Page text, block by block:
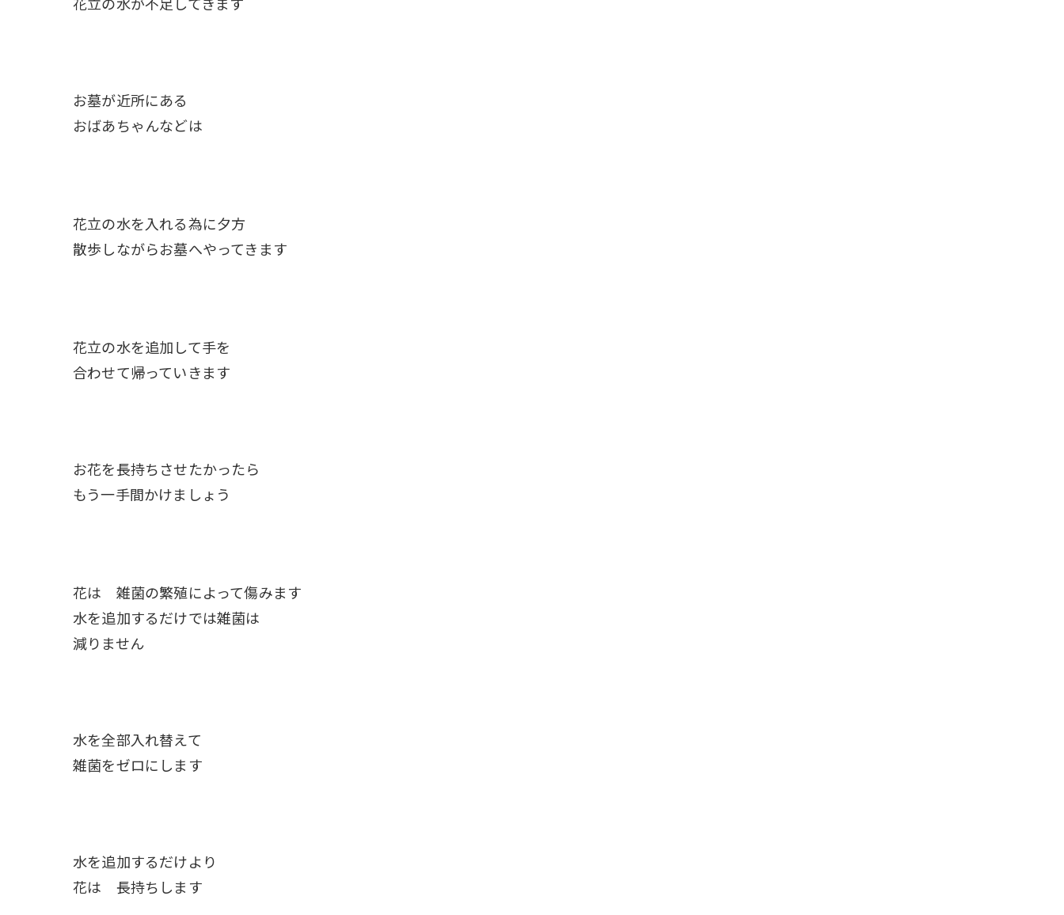
お墓が近所にある
おばあちゃんなどは
花立の水を入れる為に夕方
散歩しながらお墓へやってきます
花立の水を追加して手を
合わせて帰っていきます
お花を長持ちさせたかったら
もう一手間かけましょう
花は 雑菌の繁殖によって傷みます
水を追加するだけでは雑菌は
減りません
水を全部入れ替えて
雑菌をゼロにします
水を追加するだけより
花は 長持ちします